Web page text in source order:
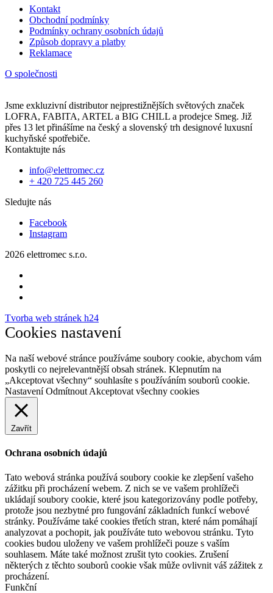
Kontakt
Obchodní podmínky
Podmínky ochrany osobních údajů
Způsob dopravy a platby
Reklamace
O společnosti
Jsme exkluzivní distributor nejprestižnějších světových značek
LOFRA, FABITA, ARTEL a BIG CHILL a prodejce Smeg. Již
přes 13 let přinášíme na český a slovenský trh designové luxusní
kuchyňské spotřebiče.
Kontaktujte nás
info@elettromec.cz
+ 420 725 445 260
Sledujte nás
Facebook
Instagram
2026 elettromec s.r.o.
Tvorba web stránek h24
Cookies nastavení
Na naší webové stránce používáme soubory cookie, abychom vám
poskytli co nejrelevantnější obsah stránek. Klepnutím na
„Akceptovat všechny“ souhlasíte s používáním souborů cookie.
Nastavení Odmítnout Akceptovat všechny cookies
Zavřít
Ochrana osobních údajů
Tato webová stránka používá soubory cookie ke zlepšení vašeho
zážitku při procházení webem. Z nich se ve vašem prohlížeči
ukládají soubory cookie, které jsou kategorizovány podle potřeby,
protože jsou nezbytné pro fungování základních funkcí webové
stránky. Používáme také cookies třetích stran, které nám pomáhají
analyzovat a pochopit, jak používáte tuto webovou stránku. Tyto
cookies budou uloženy ve vašem prohlížeči pouze s vaším
souhlasem. Máte také možnost zrušit tyto cookies. Zrušení
některých z těchto souborů cookie však může ovlivnit váš zážitek z
procházení.
Funkční